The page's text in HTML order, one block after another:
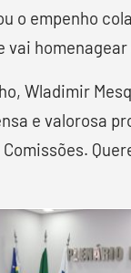
o empenho
Wladimir
e valorosa